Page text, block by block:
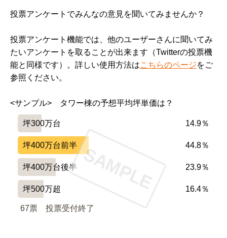
投票アンケートでみんなの意見を聞いてみませんか？
投票アンケート機能では、他のユーザーさんに聞いてみ
たいアンケートを取ることが出来ます（Twitterの投票機
能と同様です）。詳しい使用方法はこちらのページをご
参照ください。
<サンプル>　タワー棟の予想平均坪単価は？
坪300万台 14.9％
坪400万台前半 44.8％
坪400万台後半 23.9％
坪500万超 16.4％
67票 投票受付終了
SAMPLE